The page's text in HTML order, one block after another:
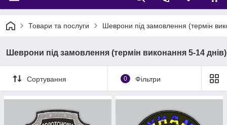
Товари та послуги Шеврони під замовлення (термін
Шеврони під замовлення (термін виконання 5-14 днів)
Сортування 0 Фільтри